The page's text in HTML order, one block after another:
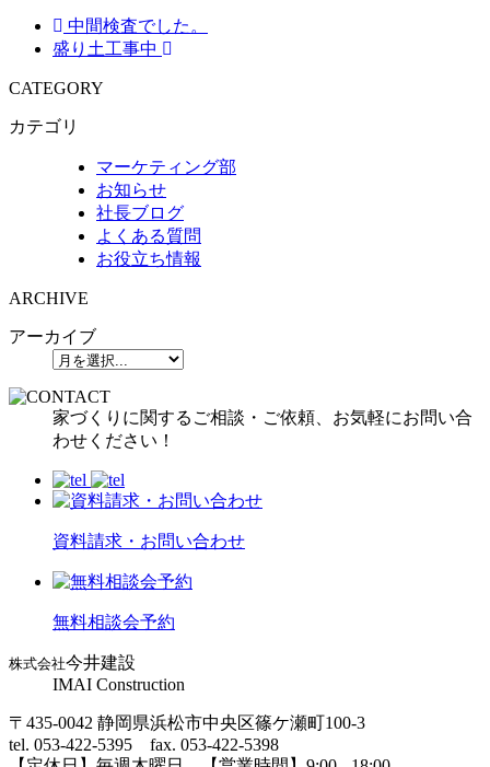
中間検査でした。
盛り土工事中
CATEGORY
カテゴリ
マーケティング部
お知らせ
社長ブログ
よくある質問
お役立ち情報
ARCHIVE
アーカイブ
家づくりに関するご相談・ご依頼、お気軽にお問い合
わせください！
資料請求・お問い合わせ
無料相談会予約
株式会社今井建設
IMAI Construction
〒435-0042 静岡県浜松市中央区篠ケ瀬町100-3
tel. 053-422-5395 fax. 053-422-5398